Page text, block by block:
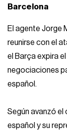
Barcelona
El agente Jorge
reunirse con el
el Barça expira
negociaciones
español.
Según avanzó el
español y su